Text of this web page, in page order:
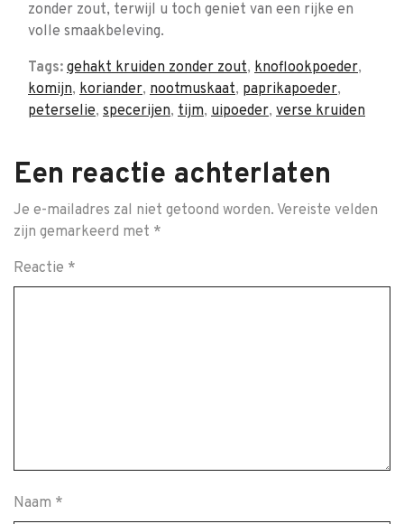
zonder zout, terwijl u toch geniet van een rijke en
volle smaakbeleving.
Tags: gehakt kruiden zonder zout, knoflookpoeder,
komijn, koriander, nootmuskaat, paprikapoeder,
peterselie, specerijen, tijm, uipoeder, verse kruiden
Een reactie achterlaten
Je e-mailadres zal niet getoond worden. Vereiste velden
zijn gemarkeerd met *
Reactie *
Naam *